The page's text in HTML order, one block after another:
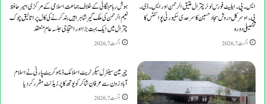
ایس۔پی۔ایلیٹ فورس لوئر چترال عتیق الرحمن اور ایس۔ڈی۔
پی۔او سرکل دروش سجاد حسین کا سرحدی سکیورٹی پوائنٹس کا
تفصیلی دورہ
اگست 7, 2026
ہوش ربا مہنگائی کے خلاف جماعت اسلامی کے مرکزی امیر حافظ
نعیم الرحمن کی ملک گیر شاہراہیں بند کرنے کی کال پر اتالیق چوک
چترال میں ایک بہت بڑا اور احتجاجی جلسہ عام منعقد
اگست 7, 2026
چیرمین سینٹرل سیکرٹریٹ اسلامک ڈیموکریٹ پارٹی نے اسلام
آباد زون سے عرفان شاکر کو یوتھ کا پرزیڈنٹ مقرر کر دیا
اگست 7, 2026